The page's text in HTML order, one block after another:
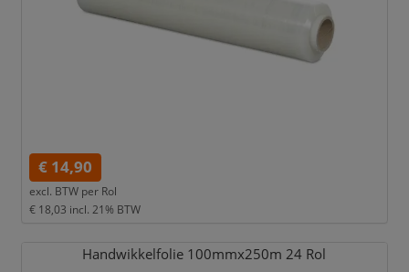
€ 14,90
excl. BTW per Rol
€ 18,03 incl. 21% BTW
Handwikkelfolie 100mmx250m 24 Rol